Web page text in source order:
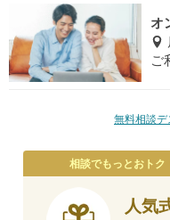
オ
ご
無料相談デ
相談でもっとおトク
人気